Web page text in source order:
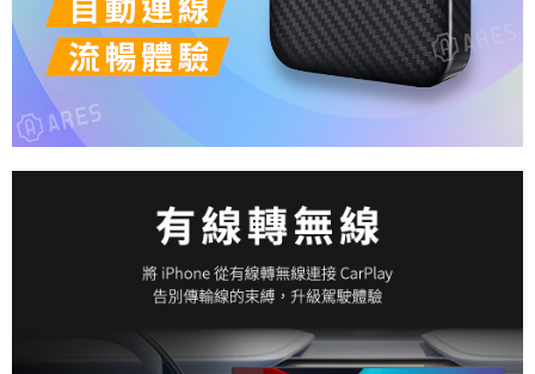
時審查核予不同之上限額度；若仍有額度不足之情形，本公司將視審查結果
請求用戶進行身份認證。
５．嚴禁一人註冊多個帳號或使用他人資訊註冊。若發現惡意使用之情形，
恩沛科技股份有限公司將有權停止該用戶之使用額度並採取法律行動。